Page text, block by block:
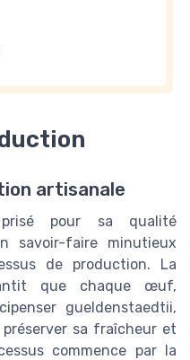
artisanale
pour sa qualité
savoir-faire minutieux
de production. La
que chaque œuf,
gueldenstaedtii,
sa fraîcheur et
commence par la